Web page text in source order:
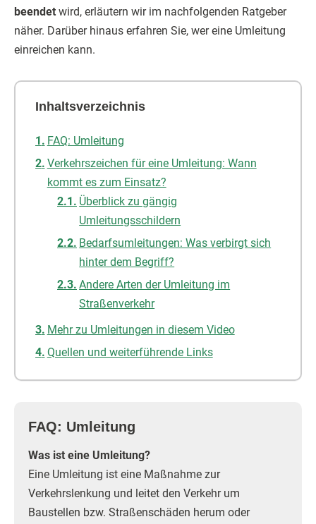
beendet wird, erläutern wir im nachfolgenden Ratgeber
näher. Darüber hinaus erfahren Sie, wer eine Umleitung
einreichen kann.
Inhaltsverzeichnis
FAQ: Umleitung
Verkehrszeichen für eine Umleitung: Wann
kommt es zum Einsatz?
Überblick zu gängig
Umleitungsschildern
Bedarfsumleitungen: Was verbirgt sich
hinter dem Begriff?
Andere Arten der Umleitung im
Straßenverkehr
Mehr zu Umleitungen in diesem Video
Quellen und weiterführende Links
FAQ: Umleitung
Was ist eine Umleitung?
Eine Umleitung ist eine Maßnahme zur
Verkehrslenkung und leitet den Verkehr um
Baustellen bzw. Straßenschäden herum oder